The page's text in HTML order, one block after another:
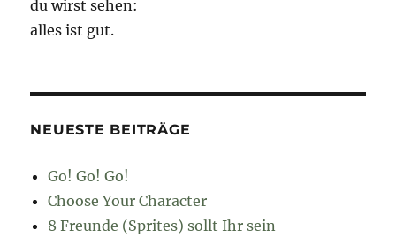
du wirst sehen:
alles ist gut.
NEUESTE BEITRÄGE
Go! Go! Go!
Choose Your Character
8 Freunde (Sprites) sollt Ihr sein